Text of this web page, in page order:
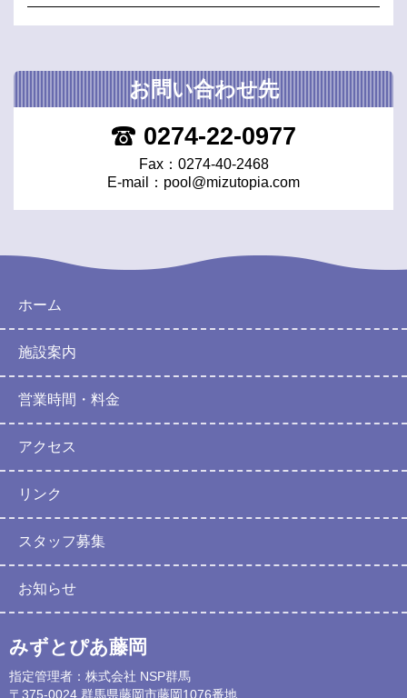
お問い合わせ先
0274-22-0977
Fax：0274-40-2468
E-mail： pool@mizutopia.com
ホーム
施設案内
営業時間・料金
アクセス
リンク
スタッフ募集
お知らせ
みずとぴあ藤岡
指定管理者：株式会社 NSP群馬
〒375-0024 群馬県藤岡市藤岡1076番地